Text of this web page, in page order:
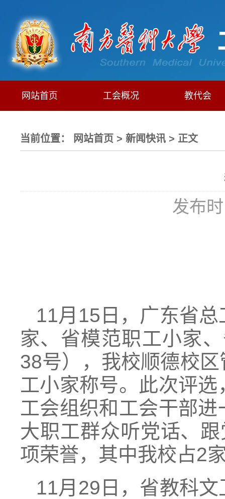
网站首页 工会概况 教代会
当前位置： 网站首页 > 新闻快讯 > 正文
发布
11月15日，广东省
家、省模范职工小家
38号），我校顺德校
工小家称号。此次评
工会组织和工会干部
大职工群众听党话、
项荣誉，其中我校占2
11月29日，省教科